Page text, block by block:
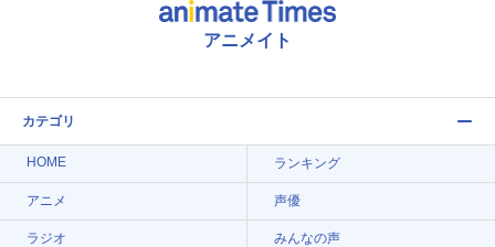
アニメイト
カテゴリ
HOME ランキング
アニメ 声優
ラジオ みんなの声